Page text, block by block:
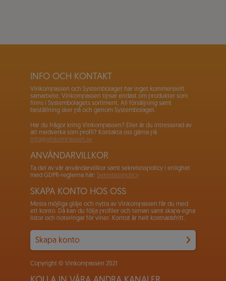
INFO OCH KONTAKT
Vinkompassen och Systembolaget har inget kommersiellt
samarbete. Vinkompassen tipsar endast om produkter som
finns i Systembolagets sortiment. All försäljning samt
beställning sker på och genom Systembolaget.
Har du frågor kring Vinkompassen? Eller är du intresserad av
att medverka som profil? Kontakta oss gärna på
info@vinkompassen.se
ANVÄNDARVILLKOR
Ta del av vår användarvillkor samt sekretesspolicy i enlighet
med GDPR-reglerna här: Sekretesspolicy
SKAPA KONTO HOS OSS
Mesta möjliga gläje och nytta av Vinkompassen får du med
ett konto. Då kan du följa profiler och teman samt skapa egna
listor och noteringar för viner. Kontot är helt kostnadsfritt.
Skapa konto
Copyright © Vinkompassen 2021